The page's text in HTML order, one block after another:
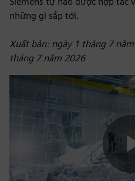
những gì sắp tới.
Xuất bản: ngày 1 tháng 7
tháng 7 năm 2026